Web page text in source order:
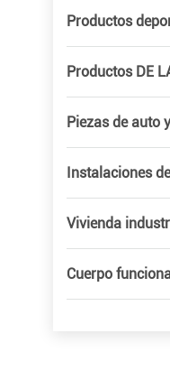
Productos
Productos DE
Piezas de auto
Instalaciones
Vivienda
Cuerpo